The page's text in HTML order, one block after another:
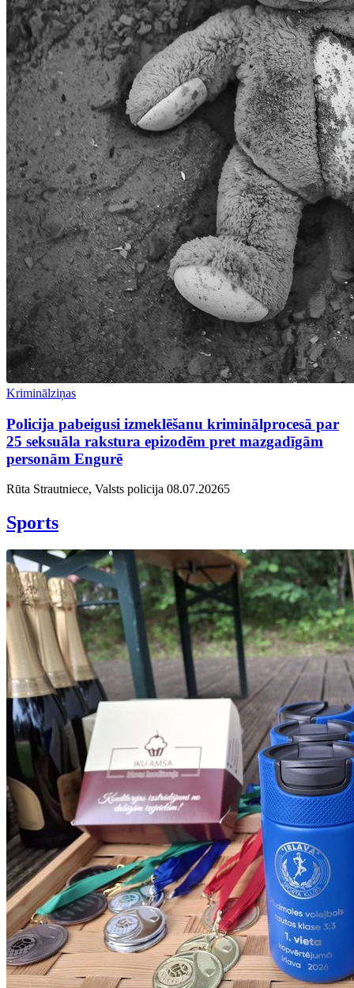
Kriminālziņas
Policija pabeigusi izmeklēšanu kriminālprocesā par
25 seksuāla rakstura epizodēm pret mazgadīgām
personām Engurē
Rūta Strautniece, Valsts policija 08.07.20265
Sports